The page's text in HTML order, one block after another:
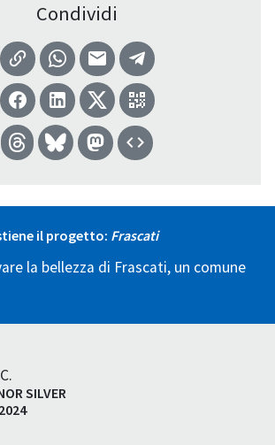
Condividi
il progetto: Frascati
la bellezza di Frascati, un comune
SILVER